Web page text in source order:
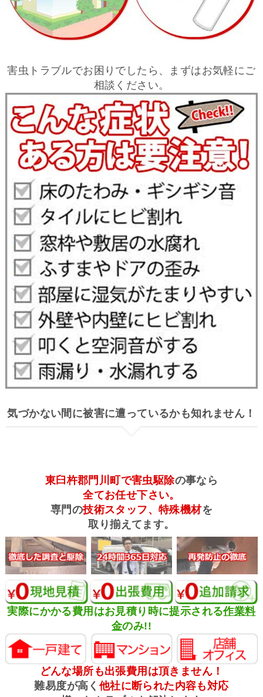
害虫トラブルでお困りでしたら、まずはお気軽にご
相談ください。
気づかない間に被害に遭っているかも知れません！
東臼杵郡門川町で害虫駆除の事なら
全てお任せ下さい。
専門の技術スタッフ、特殊機材を
取り揃えてます。
実際にかかる費用はお見積り時に提示される作業料
金のみ!!
どんな場所も出張費用は頂きません！
難易度が高く 他社に断られた内容も対応